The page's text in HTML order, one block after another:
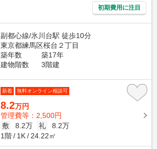
初期費用に注目
副都心線/氷川台駅 徒歩10分
東京都練馬区桜台２丁目
築年数
築17年
建物階数
3階建
新着 無料オンライン相談可
8.2万円
管理費等：2,500円
敷
8.2万 礼
8.2万
1階
1K 24.22㎡